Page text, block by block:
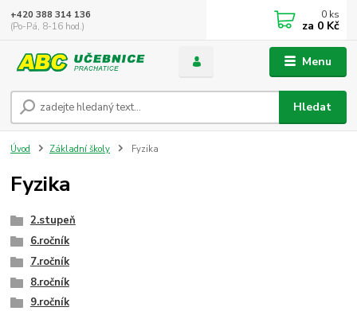
Menu
Hledat
+420 388 314 136
(Po-Pá, 8-16 hod.)
0 ks
za 0 Kč
Úvod Základní školy Fyzika
Fyzika
2.stupeň
6.ročník
7.ročník
8.ročník
9.ročník